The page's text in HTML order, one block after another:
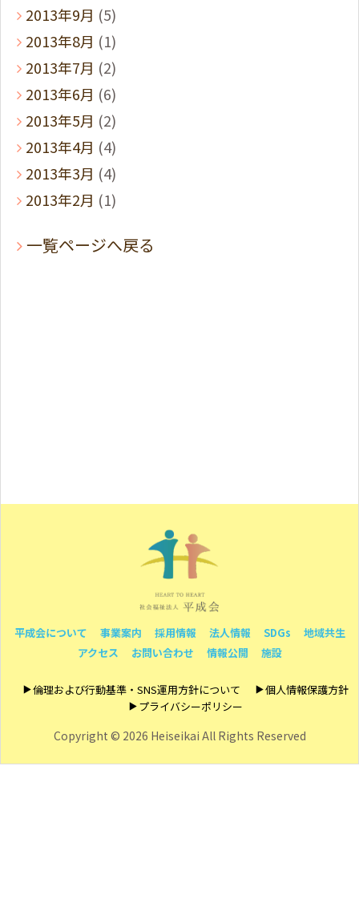
2013年9月 (5)
2013年8月 (1)
2013年7月 (2)
2013年6月 (6)
2013年5月 (2)
2013年4月 (4)
2013年3月 (4)
2013年2月 (1)
一覧ページへ戻る
平成会について 事業案内 採用情報 法人情報 SDGs
地域共生
アクセス
お問い合わせ 情報公開 施設
倫理および行動基準・SNS運用方針について
個人情報保護方針
プライバシーポリシー
Copyright © 2026 Heiseikai All Rights Reserved